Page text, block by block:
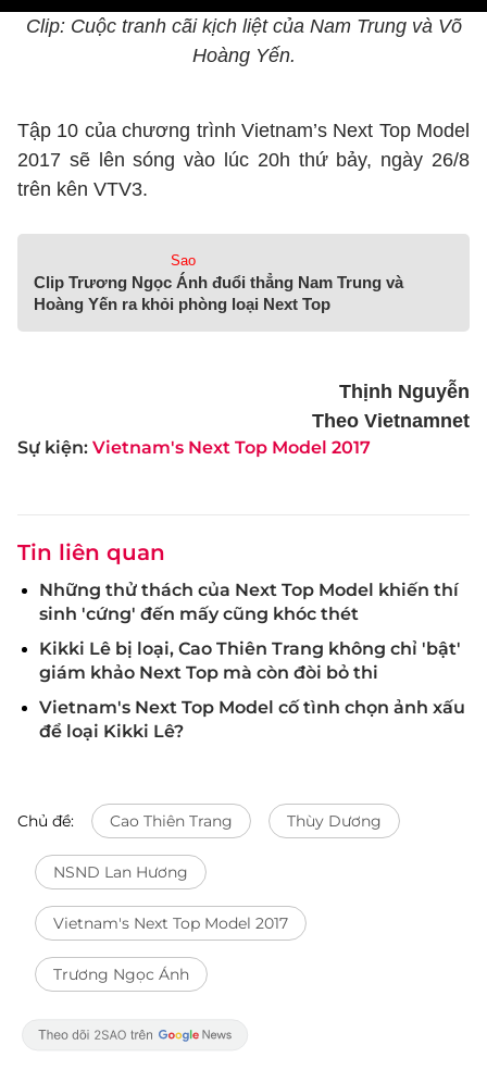
Sự kiện: Vietnam's Next Top Model 2017
Clip: Cuộc tranh cãi kịch liệt của Nam Trung và Võ
Hoàng Yến.
Tập 10 của chương trình Vietnam’s Next Top Model
2017 sẽ lên sóng vào lúc 20h thứ bảy, ngày 26/8
trên kên VTV3.
Sao
Clip Trương Ngọc Ánh đuổi thẳng Nam Trung và
Hoàng Yến ra khỏi phòng loại Next Top
Thịnh Nguyễn
Theo Vietnamnet
Tin liên quan
Những thử thách của Next Top Model khiến thí
sinh 'cứng' đến mấy cũng khóc thét
Kikki Lê bị loại, Cao Thiên Trang không chỉ 'bật'
giám khảo Next Top mà còn đòi bỏ thi
Vietnam's Next Top Model cố tình chọn ảnh xấu
để loại Kikki Lê?
Chủ đề: Cao Thiên Trang Thùy Dương
NSND Lan Hương
Vietnam's Next Top Model 2017
Trương Ngọc Ánh